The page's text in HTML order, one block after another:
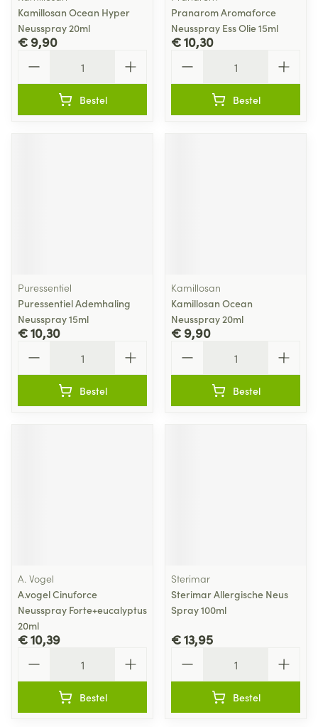
Kamillosan Ocean Hyper
Neusspray 20ml
€ 9,90
Bestel
Pranarom Aromaforce
Neusspray Ess Olie 15ml
€ 10,30
Bestel
Puressentiel
Puressentiel Ademhaling
Neusspray 15ml
€ 10,30
Bestel
Kamillosan
Kamillosan Ocean
Neusspray 20ml
€ 9,90
Bestel
A. Vogel
A.vogel Cinuforce
Neusspray Forte+eucalyptus
20ml
€ 10,39
Bestel
Sterimar
Sterimar Allergische Neus
Spray 100ml
€ 13,95
Bestel